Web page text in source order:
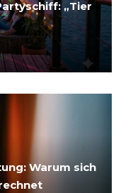
„Tier
Warum sich